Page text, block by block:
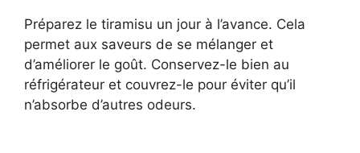
Préparez le tiramisu un jour à l’avance. Cela
permet aux saveurs de se mélanger et
d’améliorer le goût. Conservez-le bien au
réfrigérateur et couvrez-le pour éviter qu’il
n’absorbe d’autres odeurs.